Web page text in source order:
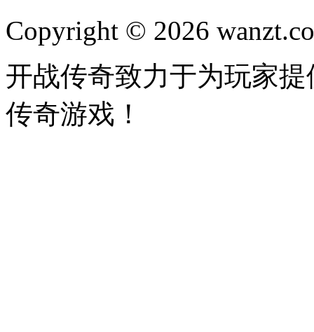
Copyright © 2026
开战传奇致力于为玩家
传奇游戏！